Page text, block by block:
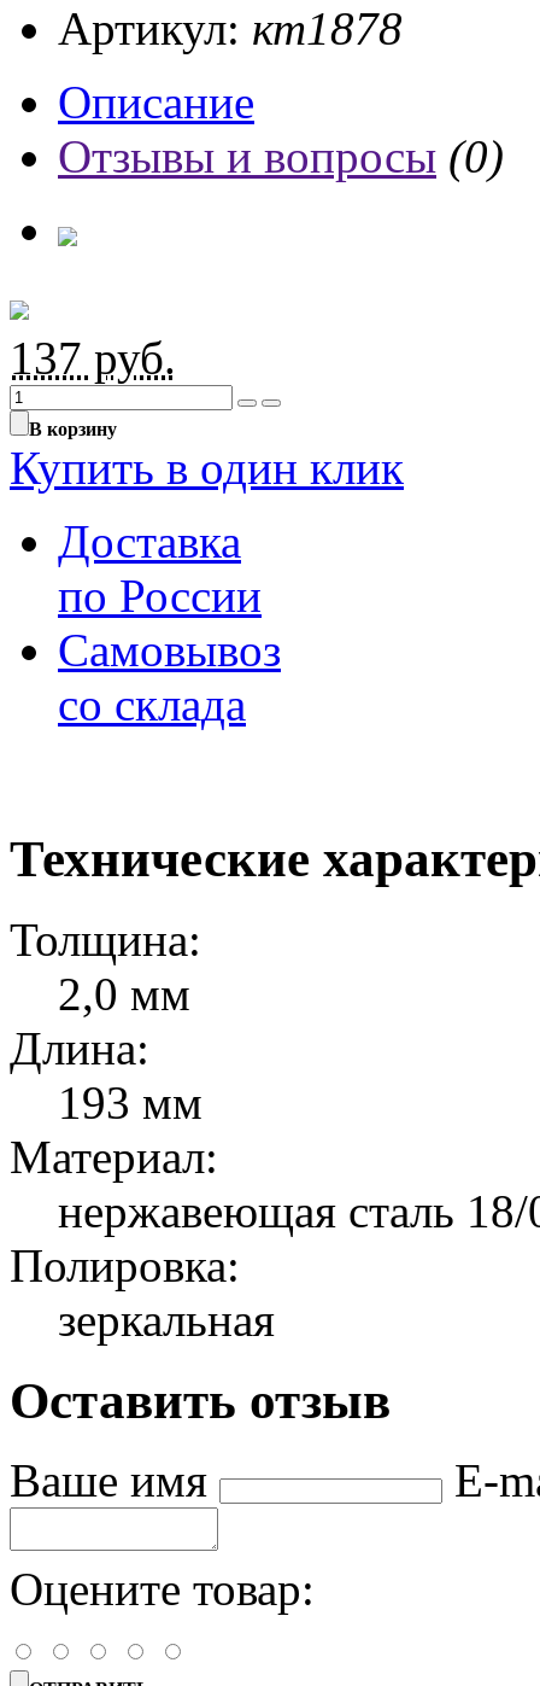
Артикул: кт1878
Описание
Отзывы и вопросы (0)
137 руб.
В корзину
Купить в один клик
Доставка
по России
Самовывоз
со склада
Технические
Толщина:
2,0 мм
Длина:
193 мм
Материал:
нержавеющая сталь 18/
Полировка:
зеркальная
Оставить отзыв
Ваше имя E-
Оцените товар: